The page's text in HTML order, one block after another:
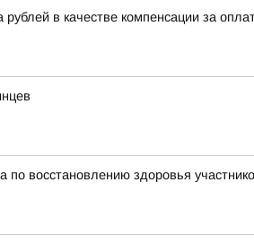
в качестве компенсации за
по восстановлению здоровья